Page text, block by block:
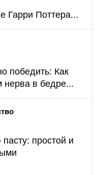
Гарри Поттера...
победить: Как
нерва в бедре...
простой и